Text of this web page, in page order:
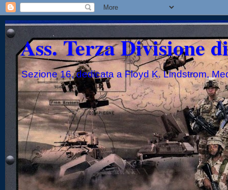
Ass. Terza Divisione
Sezione 16, dedicata a Floyd K. Lindstrom,